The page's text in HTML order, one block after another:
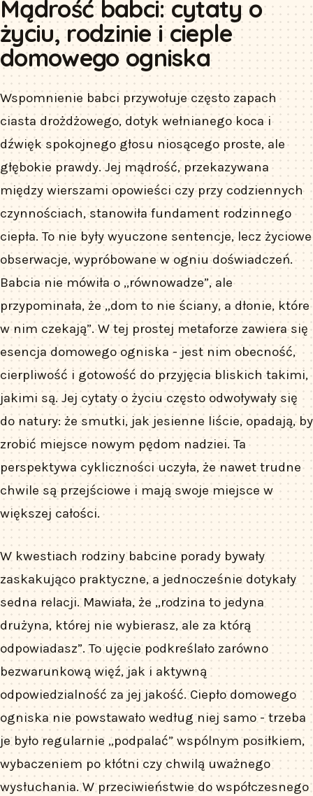
Mądrość babci: cytaty o
życiu, rodzinie i cieple
domowego ogniska
Wspomnienie babci przywołuje często zapach
ciasta drożdżowego, dotyk wełnianego koca i
dźwięk spokojnego głosu niosącego proste, ale
głębokie prawdy. Jej mądrość, przekazywana
między wierszami opowieści czy przy codziennych
czynnościach, stanowiła fundament rodzinnego
ciepła. To nie były wyuczone sentencje, lecz życiowe
obserwacje, wypróbowane w ogniu doświadczeń.
Babcia nie mówiła o „równowadze”, ale
przypominała, że „dom to nie ściany, a dłonie, które
w nim czekają”. W tej prostej metaforze zawiera się
esencja domowego ogniska - jest nim obecność,
cierpliwość i gotowość do przyjęcia bliskich takimi,
jakimi są. Jej cytaty o życiu często odwoływały się
do natury: że smutki, jak jesienne liście, opadają, by
zrobić miejsce nowym pędom nadziei. Ta
perspektywa cykliczności uczyła, że nawet trudne
chwile są przejściowe i mają swoje miejsce w
większej całości.
W kwestiach rodziny babcine porady bywały
zaskakująco praktyczne, a jednocześnie dotykały
sedna relacji. Mawiała, że „rodzina to jedyna
drużyna, której nie wybierasz, ale za którą
odpowiadasz”. To ujęcie podkreślało zarówno
bezwarunkową więź, jak i aktywną
odpowiedzialność za jej jakość. Ciepło domowego
ogniska nie powstawało według niej samo - trzeba
je było regularnie „podpalać” wspólnym posiłkiem,
wybaczeniem po kłótni czy chwilą uważnego
wysłuchania. W przeciwieństwie do współczesnego